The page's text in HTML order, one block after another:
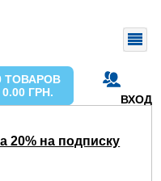
ВХОД
ТОВАРОВ
0.00 ГРН.
20% на подписку